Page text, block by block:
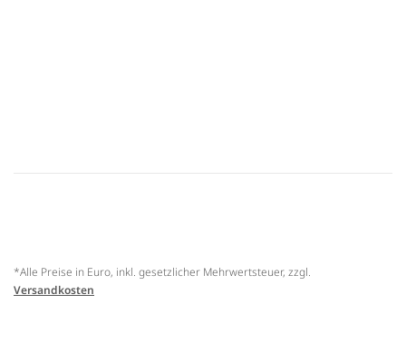
*Alle Preise in Euro, inkl. gesetzlicher Mehrwertsteuer, zzgl.
Versandkosten